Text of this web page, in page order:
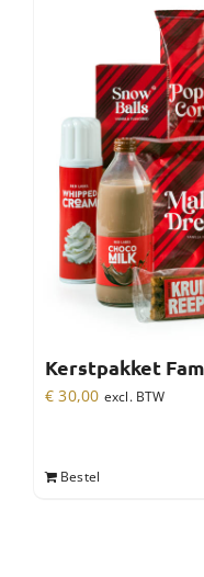
Kerstpakket
€ 30,00 excl. BTW
Bestel